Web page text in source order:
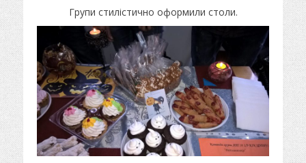
Групи стилістично оформили столи.